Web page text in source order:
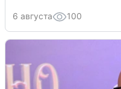
6 августа 100